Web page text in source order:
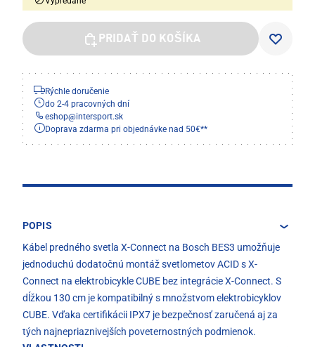
PRIDAŤ DO KOŠÍKA
Rýchle doručenie
do 2-4 pracovných dní
eshop@intersport.sk
Doprava zdarma pri objednávke nad 50€**
POPIS
Kábel predného svetla X-Connect na Bosch BES3 umožňuje
jednoduchú dodatočnú montáž svetlometov ACID s X-
Connect na elektrobicykle CUBE bez integrácie X-Connect. S
dĺžkou 130 cm je kompatibilný s množstvom elektrobicyklov
CUBE. Vďaka certifikácii IPX7 je bezpečnosť zaručená aj za
tých najnepriaznivejších poveternostných podmienok.